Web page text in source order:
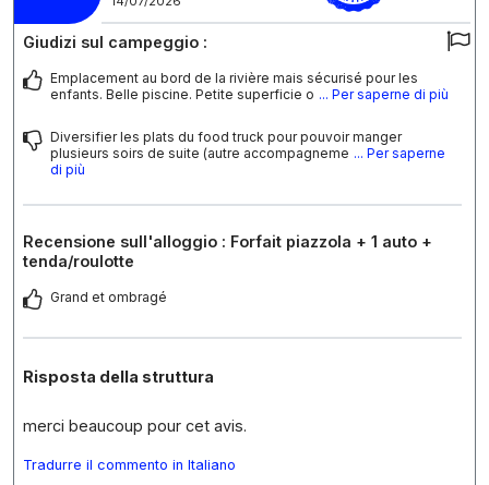
Giudizi sul campeggio :
Emplacement au bord de la rivière mais sécurisé pour les
enfants. Belle piscine. Petite superficie o ... Per saperne di più
Diversifier les plats du food truck pour pouvoir manger
plusieurs soirs de suite (autre accompagneme ... Per saperne
di più
Recensione sull'alloggio : Forfait piazzola + 1 auto +
tenda/roulotte
Grand et ombragé
Risposta della struttura
merci beaucoup pour cet avis.
Tradurre il commento in Italiano